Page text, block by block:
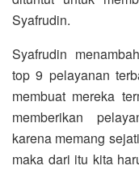
Syafrudin.
Syafrudin
top 9 pelayanan
membuat mereka
memberikan
karena memang
maka dari itu kita